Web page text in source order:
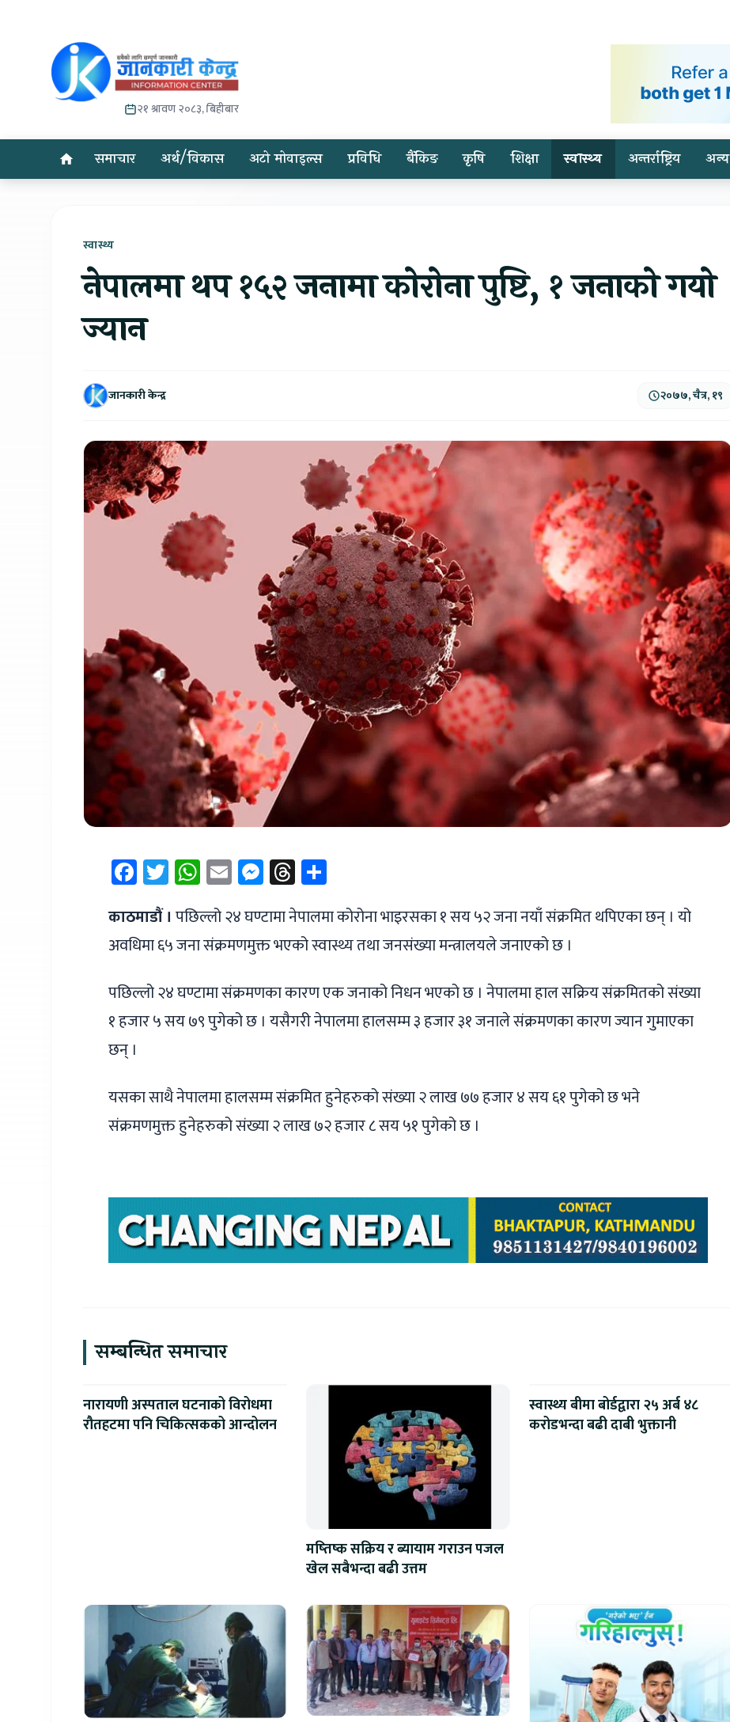
२१ श्रावण २०८३, बिहीबार
समाचार अर्थ/विकास अटो मोवाइल्स प्रविधि बैंकिङ कृषि शिक्षा स्वास्थ्य अन्तर्राष्ट्रिय अन्य
स्वास्थ्य
नेपालमा थप १५२ जनामा कोरोना पुष्टि, १ जनाको गयो
ज्यान
जानकारी केन्द्र २०७७, चैत्र, १९
Facebook
Twitter
WhatsApp
EmailMessenger
Threads
काठमाडौं । पछिल्लो २४ घण्टामा नेपालमा कोरोना भाइरसका १ सय ५२ जना नयाँ संक्रमित थपिएका छन् । यो
अवधिमा ६५ जना संक्रमणमुक्त भएको स्वास्थ्य तथा जनसंख्या मन्त्रालयले जनाएको छ ।
पछिल्लो २४ घण्टामा संक्रमणका कारण एक जनाको निधन भएको छ । नेपालमा हाल सक्रिय संक्रमितको संख्या
१ हजार ५ सय ७९ पुगेको छ । यसैगरी नेपालमा हालसम्म ३ हजार ३१ जनाले संक्रमणका कारण ज्यान गुमाएका
छन् ।
यसका साथै नेपालमा हालसम्म संक्रमित हुनेहरुको संख्या २ लाख ७७ हजार ४ सय ६१ पुगेको छ भने
संक्रमणमुक्त हुनेहरुको संख्या २ लाख ७२ हजार ८ सय ५१ पुगेको छ ।
सम्बन्धित समाचार
नारायणी अस्पताल घटनाको विरोधमा
रौतहटमा पनि चिकित्सकको आन्दोलन
मष्तिष्क सक्रिय र ब्यायाम गराउन पजल
खेल सबैभन्दा बढी उत्तम
स्वास्थ्य बीमा बोर्डद्वारा २५ अर्ब ४८
करोडभन्दा बढी दाबी भुक्तानी